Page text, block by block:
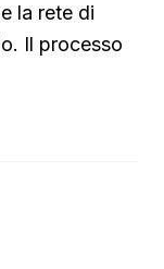
la rete di
Il processo